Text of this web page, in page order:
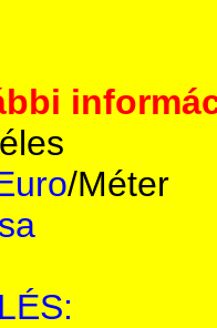
/Méter